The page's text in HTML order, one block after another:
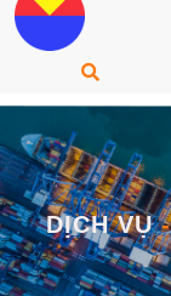
DỊCH VỤ-